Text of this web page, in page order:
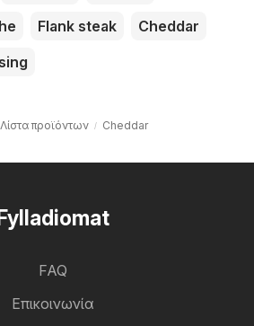
Flank steak
Cheddar
Λίστα προϊόντων Cheddar
FAQ
Επικοινωνία